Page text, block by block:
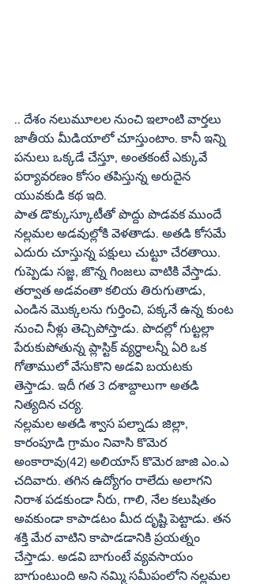
.. దేశం నలుమూలల నుంచి ఇలాంటి వార్తలు
జాతీయ మీడియాలో చూస్తుంటాం. కానీ ఇన్ని
పనులు ఒక్కడే చేస్తూ, అంతకంటే ఎక్కువే
పర్యావరణం కోసం తపిస్తున్న అరుదైన
యువకుడి కథ ఇది.
పాత డొక్కుస్కూటీతో పొద్దు పొడవక ముందే
నల్లమల అడవుల్లోకి వెళతాడు. అతడి కోసమే
ఎదురు చూస్తున్న పక్షులు చుట్టూ చేరతాయి.
గుప్పెడు సజ్జ, జొన్న గింజలు వాటికి వేస్తాడు.
తర్వాత అడవంతా కలియ తిరుగుతాడు,
ఎండిన మొక్కలను గుర్తించి, పక్కనే ఉన్న కుంట
నుంచి నీళ్లు తెచ్చిపోస్తాడు. పొదల్లో గుట్టల్లా
పేరుకుపోతున్న ప్లాస్టిక్‌ వ్యర్ధాలన్నీ ఏరి ఒక
గోతాములో వేసుకొని అడవి బయటకు
తెస్తాడు. ఇదీ గత 3 దశాబ్దాలుగా అతడి
నిత్యదిన చర్య.
నల్లమల అతడి శ్వాస పల్నాడు జిల్లా,
కారంపూడి గ్రామం నివాసి కొమెర
అంకారావు(42) అలియాస్‌ కొమెర జాజి ఎం.ఎ
చదివారు. తగిన ఉద్యోగం రాలేదు అలాగని
నిరాశ పడకుండా నీరు, గాలి, నేల కలుషితం
అవకుండా కాపాడటం మీద దృష్టి పెట్టాడు. తన
శక్తి మేర వాటిని కాపాడడానికి ప్రయత్నం
చేస్తాడు. అడవి బాగుంటే వ్యవసాయం
బాగుంటుంది అని నమ్మి సమీపంలోని నల్లమల